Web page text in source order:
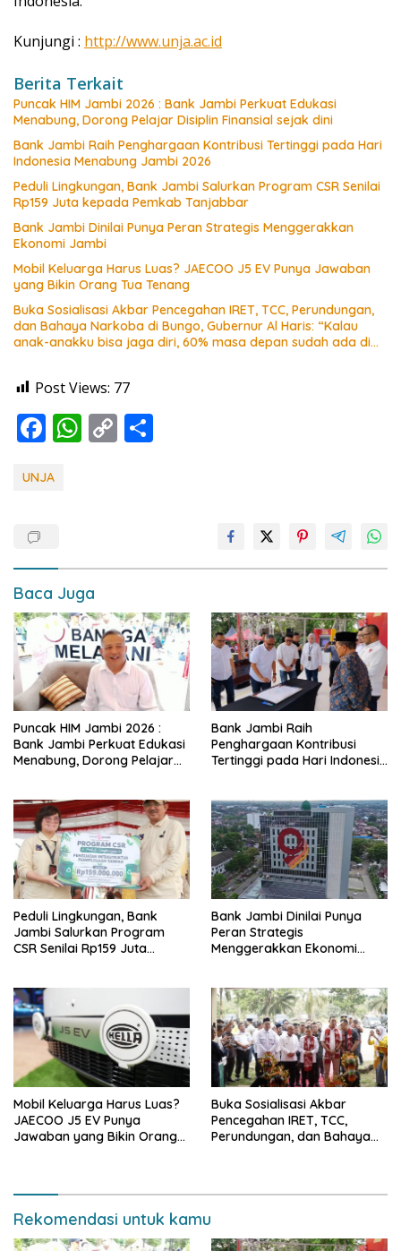
Kunjungi : http://www.unja.ac.id
Berita Terkait
Puncak HIM Jambi 2026 : Bank Jambi Perkuat Edukasi
Menabung, Dorong Pelajar Disiplin Finansial sejak dini
Bank Jambi Raih Penghargaan Kontribusi Tertinggi pada Hari
Indonesia Menabung Jambi 2026
Peduli Lingkungan, Bank Jambi Salurkan Program CSR Senilai
Rp159 Juta kepada Pemkab Tanjabbar
Bank Jambi Dinilai Punya Peran Strategis Menggerakkan
Ekonomi Jambi
Mobil Keluarga Harus Luas? JAECOO J5 EV Punya Jawaban
yang Bikin Orang Tua Tenang
Buka Sosialisasi Akbar Pencegahan IRET, TCC, Perundungan,
dan Bahaya Narkoba di Bungo, Gubernur Al Haris: “Kalau
anak-anakku bisa jaga diri, 60% masa depan sudah ada di
Post Views: 77
F
ac
e
o
k
W
h
p
p
C
o
n
UNJA
Baca Juga
Puncak HIM Jambi 2026 :
Bank Jambi Perkuat Edukasi
Menabung, Dorong Pelajar
Bank Jambi Raih
Penghargaan Kontribusi
Tertinggi pada Hari Indonesia
Peduli Lingkungan, Bank
Jambi Salurkan Program
CSR Senilai Rp159 Juta
Bank Jambi Dinilai Punya
Peran Strategis
Menggerakkan Ekonomi
Mobil Keluarga Harus Luas?
JAECOO J5 EV Punya
Jawaban yang Bikin Orang
Buka Sosialisasi Akbar
Pencegahan IRET, TCC,
Perundungan, dan Bahaya
depan sudah ada di tangan”
Rekomendasi untuk kamu